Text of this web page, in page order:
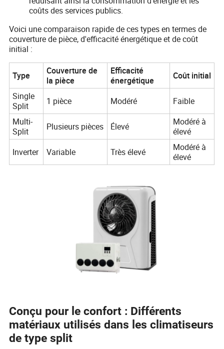
coûts des services publics.
Voici une comparaison rapide de ces types en termes de
couverture de pièce, d'efficacité énergétique et de coût
initial :
Type
Couverture de
la pièce
Efficacité
énergétique
Coût initial
Single
Split
1 pièce Modéré
Faible
Multi-
Split
Plusieurs pièces Élevé
Modéré à
élevé
Inverter
Variable Très élevé
Modéré à
élevé
Conçu pour le confort : Différents
matériaux utilisés dans les climatiseurs
de type split